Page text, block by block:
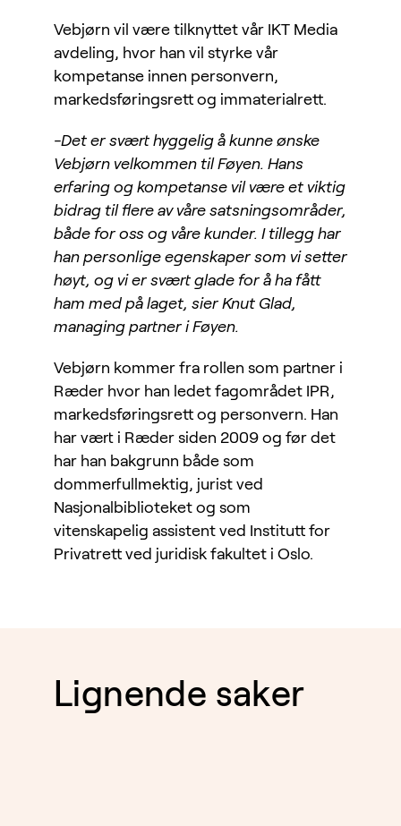
Vebjørn vil være tilknyttet vår IKT Media
avdeling, hvor han vil styrke vår
kompetanse innen personvern,
markedsføringsrett og immaterialrett.
-Det er svært hyggelig å kunne ønske
Vebjørn velkommen til Føyen. Hans
erfaring og kompetanse vil være et viktig
bidrag til flere av våre satsningsområder,
både for oss og våre kunder. I tillegg har
han personlige egenskaper som vi setter
høyt, og vi er svært glade for å ha fått
ham med på laget, sier Knut Glad,
managing partner i Føyen.
Vebjørn kommer fra rollen som partner i
Ræder hvor han ledet fagområdet IPR,
markedsføringsrett og personvern. Han
har vært i Ræder siden 2009 og før det
har han bakgrunn både som
dommerfullmektig, jurist ved
Nasjonalbiblioteket og som
vitenskapelig assistent ved Institutt for
Privatrett ved juridisk fakultet i Oslo.
Lignende saker